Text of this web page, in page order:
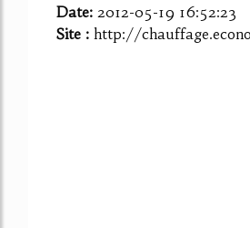
Date: 2012-05-19 16:52:23
Site : http://